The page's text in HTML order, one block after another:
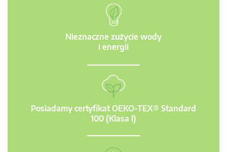
Nieznaczne zużycie wody
i energii
Posiadamy certyfikat OEKO-TEX® Standard
100 (Klasa I)